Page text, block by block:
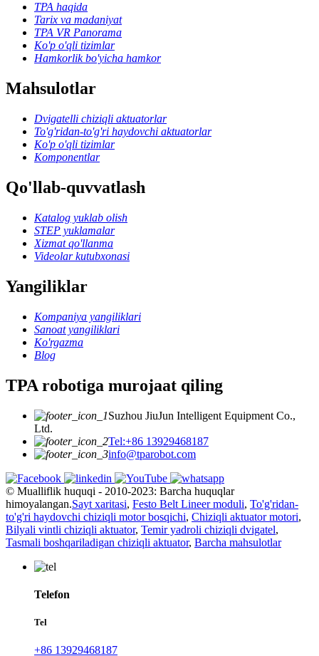
TPA haqida
Tarix va madaniyat
TPA VR Panorama
Ko'p o'qli tizimlar
Hamkorlik bo'yicha hamkor
Mahsulotlar
Dvigatelli chiziqli aktuatorlar
To'g'ridan-to'g'ri haydovchi aktuatorlar
Ko'p o'qli tizimlar
Komponentlar
Qo'llab-quvvatlash
Katalog yuklab olish
STEP yuklamalar
Xizmat qo'llanma
Videolar kutubxonasi
Yangiliklar
Kompaniya yangiliklari
Sanoat yangiliklari
Ko'rgazma
Blog
TPA robotiga murojaat qiling
Suzhou JiuJun Intelligent Equipment Co.,
Ltd.
Tel:+86 13929468187
info@tparobot.com
© Mualliflik huquqi - 2010-2023: Barcha huquqlar
himoyalangan.Sayt xaritasi, Festo Belt Lineer moduli, To'g'ridan-
to'g'ri haydovchi chiziqli motor bosqichi, Chiziqli aktuator motori,
Bilyali vintli chiziqli aktuator, Temir yadroli chiziqli dvigatel,
Tasmali boshqariladigan chiziqli aktuator, Barcha mahsulotlar
Telefon
Tel
+86 13929468187